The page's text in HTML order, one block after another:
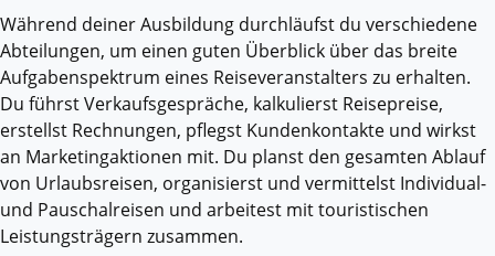
Während deiner Ausbildung durchläufst du verschiedene
Abteilungen, um einen guten Überblick über das breite
Aufgabenspektrum eines Reiseveranstalters zu erhalten.
Du führst Verkaufsgespräche, kalkulierst Reisepreise,
erstellst Rechnungen, pflegst Kundenkontakte und wirkst
an Marketingaktionen mit. Du planst den gesamten Ablauf
von Urlaubsreisen, organisierst und vermittelst Individual-
und Pauschalreisen und arbeitest mit touristischen
Leistungsträgern zusammen.